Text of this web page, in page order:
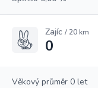
Zajíc / 20 km
0
Věkový průměr 0 let